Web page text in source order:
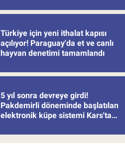
Türkiye için yeni ithalat kapısı
açılıyor! Paraguay'da et ve canlı
hayvan denetimi tamamlandı
5 yıl sonra devreye girdi!
Pakdemirli döneminde başlatılan
elektronik küpe sistemi Kars'tan